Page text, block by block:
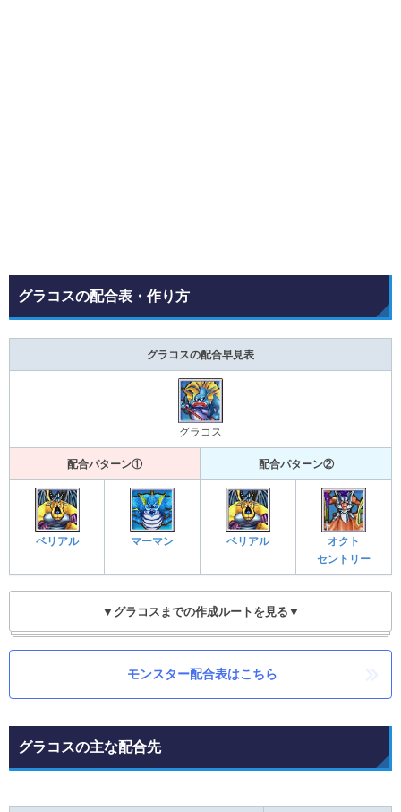
グラコスの配合表・作り方
グラコスの配合早見表
グラコス
配合パターン① 配合パターン②
ベリアル マーマン ベリアル
オクト
セントリー
▼グラコスまでの作成ルートを見る▼
モンスター配合表はこちら
グラコスの主な配合先